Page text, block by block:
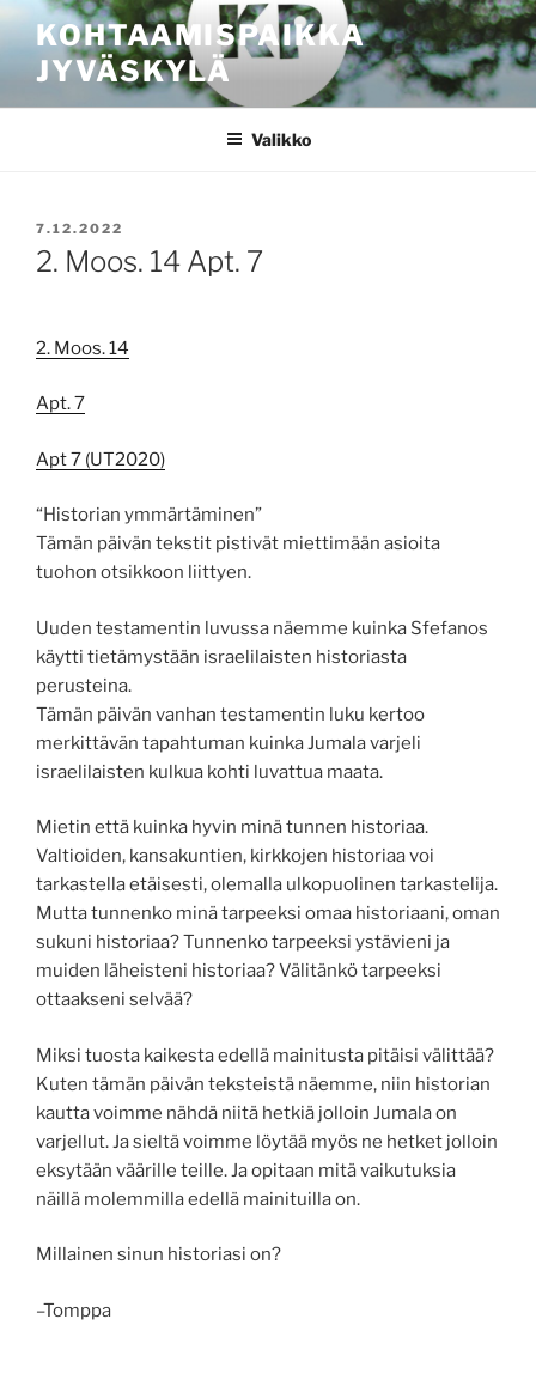
sisältöönKOHTAAMISPAIKKA
JYVÄSKYLÄ
Valikko
JULKAISTU
7.12.2022
2. Moos. 14 Apt. 7
2. Moos. 14
Apt. 7
Apt 7 (UT2020)
“Historian ymmärtäminen”
Tämän päivän tekstit pistivät miettimään asioita
tuohon otsikkoon liittyen.
Uuden testamentin luvussa näemme kuinka Sfefanos
käytti tietämystään israelilaisten historiasta
perusteina.
Tämän päivän vanhan testamentin luku kertoo
merkittävän tapahtuman kuinka Jumala varjeli
israelilaisten kulkua kohti luvattua maata.
Mietin että kuinka hyvin minä tunnen historiaa.
Valtioiden, kansakuntien, kirkkojen historiaa voi
tarkastella etäisesti, olemalla ulkopuolinen tarkastelija.
Mutta tunnenko minä tarpeeksi omaa historiaani, oman
sukuni historiaa? Tunnenko tarpeeksi ystävieni ja
muiden läheisteni historiaa? Välitänkö tarpeeksi
ottaakseni selvää?
Miksi tuosta kaikesta edellä mainitusta pitäisi välittää?
Kuten tämän päivän teksteistä näemme, niin historian
kautta voimme nähdä niitä hetkiä jolloin Jumala on
varjellut. Ja sieltä voimme löytää myös ne hetket jolloin
eksytään väärille teille. Ja opitaan mitä vaikutuksia
näillä molemmilla edellä mainituilla on.
Millainen sinun historiasi on?
–Tomppa